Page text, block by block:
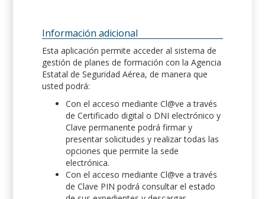
Información adicional
Esta aplicación permite acceder al sistema de
gestión de planes de formación con la Agencia
Estatal de Seguridad Aérea, de manera que
usted podrá:
Con el acceso mediante Cl@ve a través
de Certificado digital o DNI electrónico y
Clave permanente podrá firmar y
presentar solicitudes y realizar todas las
opciones que permite la sede
electrónica.
Con el acceso mediante Cl@ve a través
de Clave PIN podrá consultar el estado